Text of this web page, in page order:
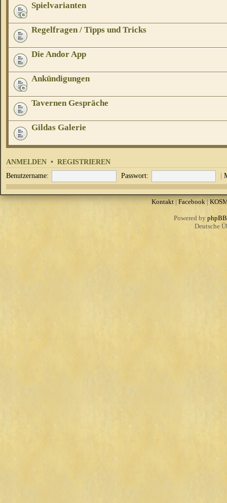
Spielvarianten
Regelfragen / Tipps und Tricks
Die Andor App
Ankündigungen
Tavernen Gespräche
Gildas Galerie
ANMELDEN • REGISTRIEREN
Benutzername: Passwort: |
Kontakt| Facebook|
Powered by phpBB
Deutsche